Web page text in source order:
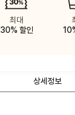
최대
30% 할인
상세정보